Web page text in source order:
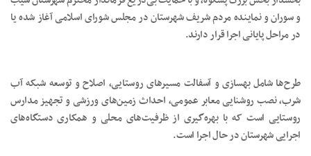
و سوران و نماینده مردم شریف شهرستان در مجلس شورای اسلامی آغاز شده یا
در مراحل پایانی اجرا قرار دارند.
طرح‌ها شامل بهسازی و آسفالت مسیرهای روستایی، اصلاح و توسعه شبکه آب
شرب، نصب روشنایی معابر عمومی، احداث زمین‌های ورزشی و تجهیز مدارس
روستایی است که با بهره‌گیری از ظرفیت‌های محلی و همکاری دستگاه‌های
اجرایی شهرستان در حال اجرا است.